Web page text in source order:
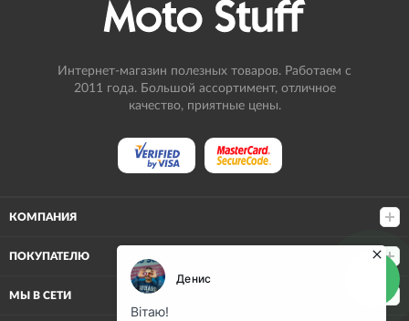
Интернет-магазин полезных товаров. Работаем с
2011 года. Большой ассортимент, отличное
качество, приятные цены.
КОМПАНИЯ
ПОКУПАТЕЛЮ
МЫ В СЕТИ